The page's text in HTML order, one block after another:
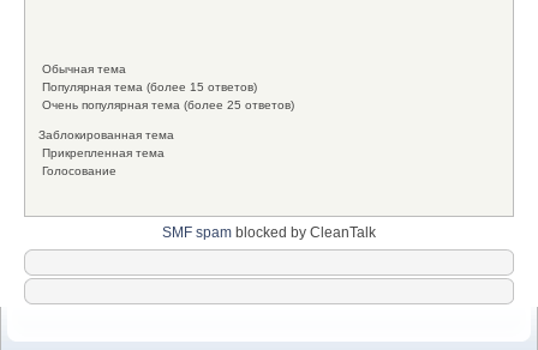
Обычная тема
Популярная тема (более 15 ответов)
Очень популярная тема (более 25 ответов)
Заблокированная тема
Прикрепленная тема
Голосование
SMF spam blocked by CleanTalk